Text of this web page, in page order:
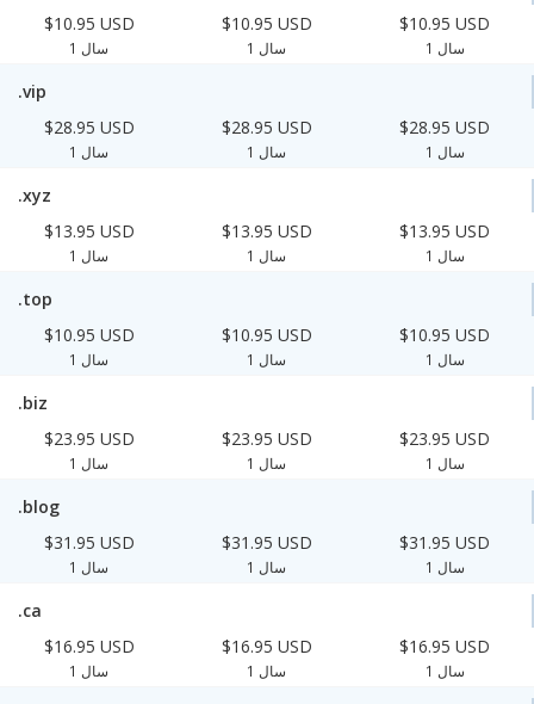
$10.95 USD
1 سال
$10.95 USD
1 سال
$10.95 USD
1 سال
.vip
$28.95 USD
1 سال
$28.95 USD
1 سال
$28.95 USD
1 سال
.xyz
$13.95 USD
1 سال
$13.95 USD
1 سال
$13.95 USD
1 سال
.top
$10.95 USD
1 سال
$10.95 USD
1 سال
$10.95 USD
1 سال
.biz
$23.95 USD
1 سال
$23.95 USD
1 سال
$23.95 USD
1 سال
.blog
$31.95 USD
1 سال
$31.95 USD
1 سال
$31.95 USD
1 سال
.ca
$16.95 USD
1 سال
$16.95 USD
1 سال
$16.95 USD
1 سال